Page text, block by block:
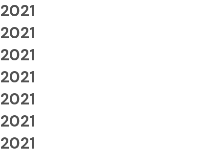
2021
2021
2021
2021
2021
2021
2021